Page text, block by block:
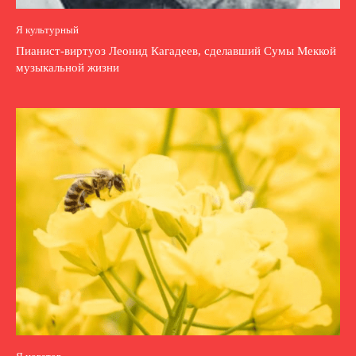
Я культурный
Пианист-виртуоз Леонид Кагадеев, сделавший Сумы Меккой
музыкальной жизни